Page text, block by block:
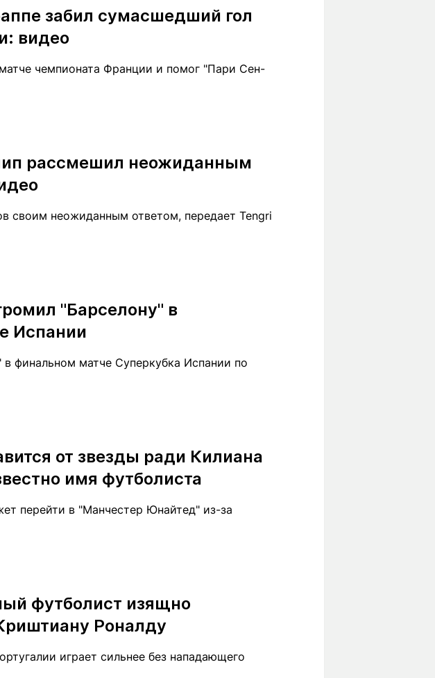
забил сумасшедший гол
видео
чемпионата Франции и помог "Пари Сен-
рассмешил неожиданным
своим неожиданным ответом, передает Tengri
"Барселону" в
Испании
финальном матче Суперкубка Испании по
от звезды ради Килиана
имя футболиста
перейти в "Манчестер Юнайтед" из-за
футболист изящно
Роналду
играет сильнее без нападающего